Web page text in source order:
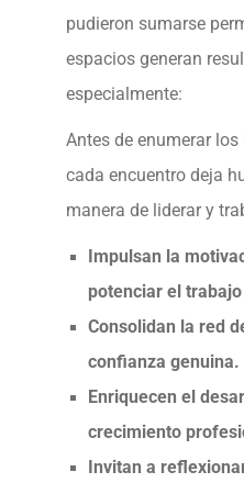
pudieron sumarse
espacios generan
especialmente:
Antes de enumerar
cada encuentro deja
manera de liderar y
Impulsan la
potenciar el
Consolidan la red
confianza genuina.
Enriquecen el
crecimiento
Invitan a